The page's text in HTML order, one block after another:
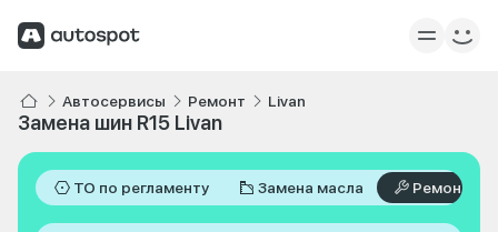
Автосервисы Ремонт Livan
Замена шин R15 Livan
ТО по регламенту Замена масла Ремонт